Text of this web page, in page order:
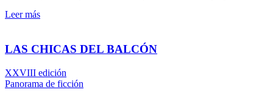
Leer más
LAS CHICAS DEL BALCÓN
XXVIII edición
Panorama de ficción